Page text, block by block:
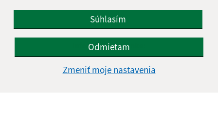
Súhlasím
Odmietam
Zmeniť moje nastavenia
Informácie o stránke:
Vyhlásenie o prístupnosti
Autorské práva